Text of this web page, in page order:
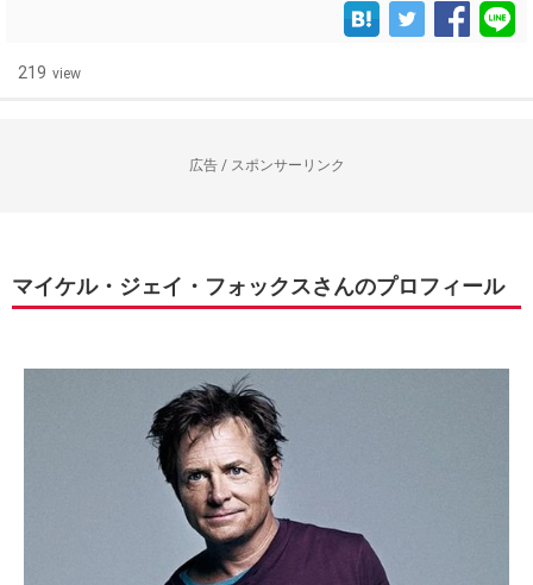
219 view
広告 / スポンサーリンク
マイケル・ジェイ・フォックスさんのプロフィール